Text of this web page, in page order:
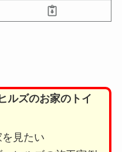
ルズのお家のトイ
見たい